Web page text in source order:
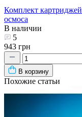
Комплект
осмоса
В наличии
5
943 грн
В корзину
Похожие статьи